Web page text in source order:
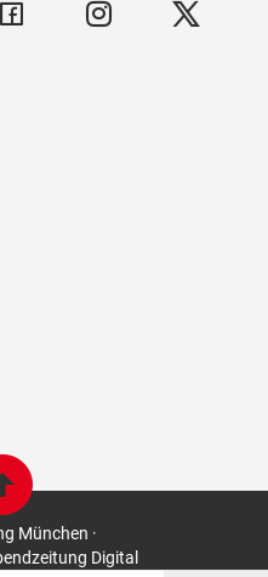
München ·
Digital